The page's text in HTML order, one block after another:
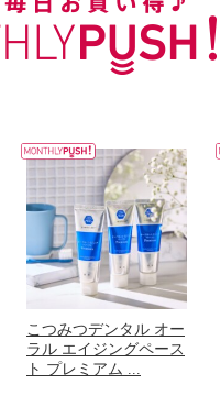
こつみつデンタル オー
ラル エイジングペース
ト プレミアム ...